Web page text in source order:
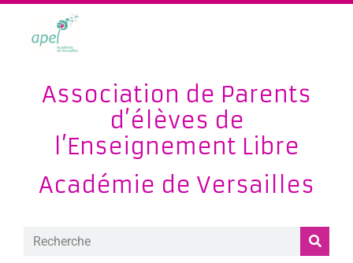
Association de Parents
d’élèves de
l’Enseignement Libre
Académie de Versailles